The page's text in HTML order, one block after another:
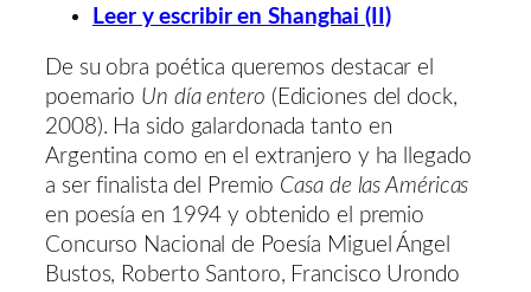
Leer y escribir en Shanghai (II)
De su obra poética queremos destacar el
poemario Un día entero (Ediciones del dock,
2008). Ha sido galardonada tanto en
Argentina como en el extranjero y ha llegado
a ser finalista del Premio Casa de las Américas
en poesía en 1994 y obtenido el premio
Concurso Nacional de Poesía Miguel Ángel
Bustos, Roberto Santoro, Francisco Urondo